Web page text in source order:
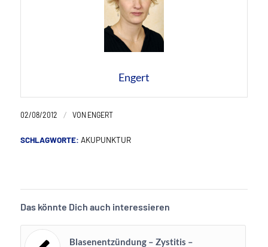
Engert
02/08/2012 / VON ENGERT
SCHLAGWORTE: AKUPUNKTUR
Das könnte Dich auch interessieren
Blasenentzündung – Zystitis –